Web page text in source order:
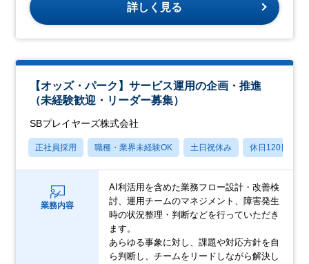
詳しく見る
【オッズ・パーク】サービス運用の企画・推進
（未経験歓迎・リーダー募集）
SBプレイヤーズ株式会社
正社員採用 職種・業界未経験OK 土日祝休み 休日120日以上
業務内容
AI利活用を含めた業務フロー設計・改善検
討、運用チームのマネジメント、障害発生
時の状況整理・判断などを行っていただき
ます。
あらゆる事象に対し、課題や対応方針を自
ら判断し、チームをリードしながら解決し